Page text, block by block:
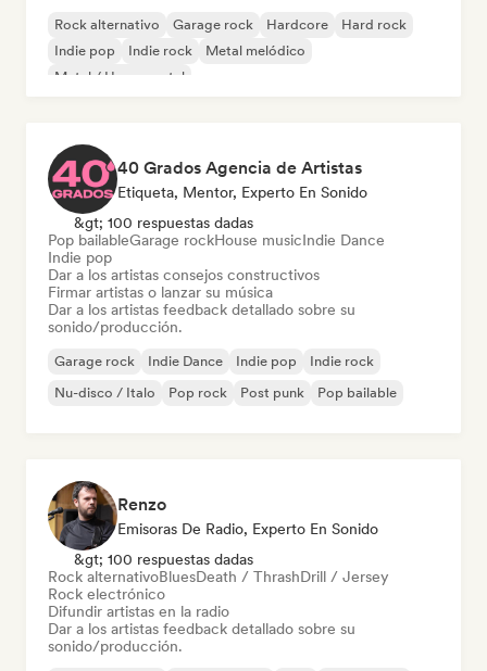
Rock alternativo Garage rock Hardcore
Hard rock
Indie pop
Indie rock
Metal melódico
Metal / Heavy metal
40 Grados Agencia de Artistas
Etiqueta, Mentor, Experto En Sonido
&gt; 100 respuestas dadas
Pop bailableGarage rockHouse musicIndie Dance
Indie pop
Dar a los artistas consejos constructivos
Firmar artistas o lanzar su música
Dar a los artistas feedback detallado sobre su
sonido/producción.
Garage rock Indie Dance Indie pop
Indie rock
Nu-disco / Italo
Pop rock Post punk Pop bailable
Renzo
Emisoras De Radio, Experto En Sonido
&gt; 100 respuestas dadas
Rock alternativoBluesDeath / ThrashDrill / Jersey
Rock electrónico
Difundir artistas en la radio
Dar a los artistas feedback detallado sobre su
sonido/producción.